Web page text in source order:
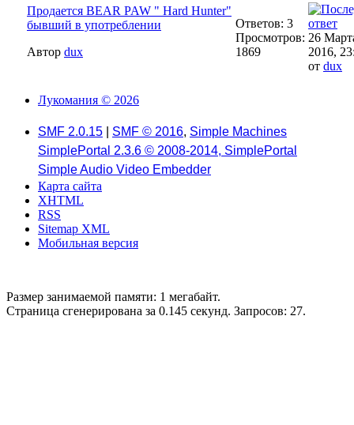
Продается BEAR PAW " Hard Hunter"
бывший в употреблении
Автор dux
Ответов: 3
Просмотров:
1869
26
2016,
от dux
Лукомания © 2026
SMF 2.0.15 SMF © 2016, Simple Machines
SimplePortal 2.3.6 © 2008-2014, SimplePortal
Simple Audio Video Embedder
Карта сайта
XHTML
RSS
Sitemap XML
Мобильная версия
Размер занимаемой памяти: 1 мегабайт.
Страница сгенерирована за 0.145 секунд. Запросов: 27.